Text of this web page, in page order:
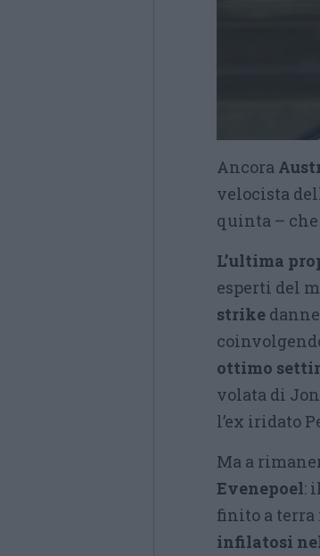
Ancora
velocista
quinta –
L’ultima
esperti del
strike
ottimo
volata di
l’ex iridato
Ma a
Evenepoel:
finito a terra
infilatosi